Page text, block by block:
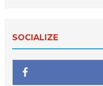
SOCIALIZE